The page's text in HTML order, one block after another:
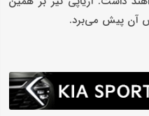
آن پیش می‌برد.